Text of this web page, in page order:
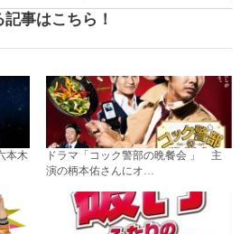
事はこちら！
本木
ドラマ「コック警部の晩餐会 」 主
演の柄本佑さんにオ…